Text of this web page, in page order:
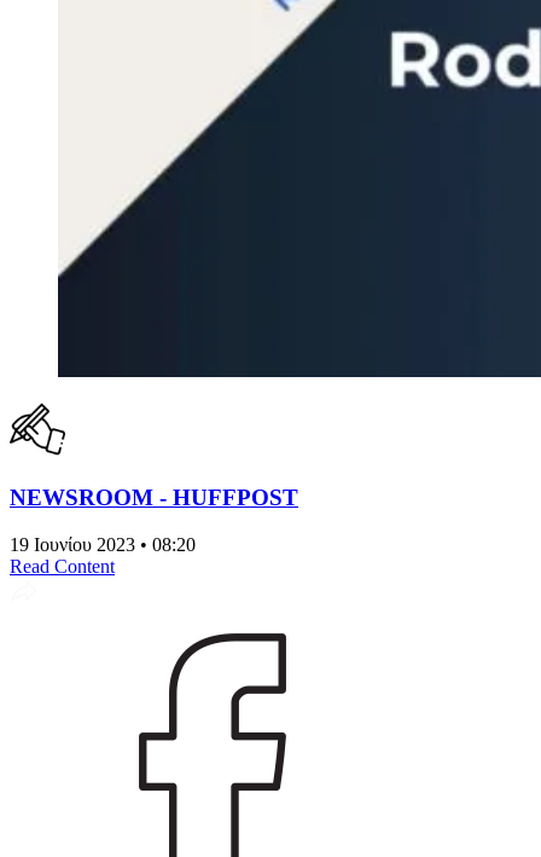
NEWSROOM - HUFFPOST
19 Ιουνίου 2023 • 08:20
Read Content